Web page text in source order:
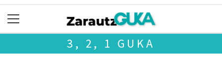
3, 2, 1 GUKA